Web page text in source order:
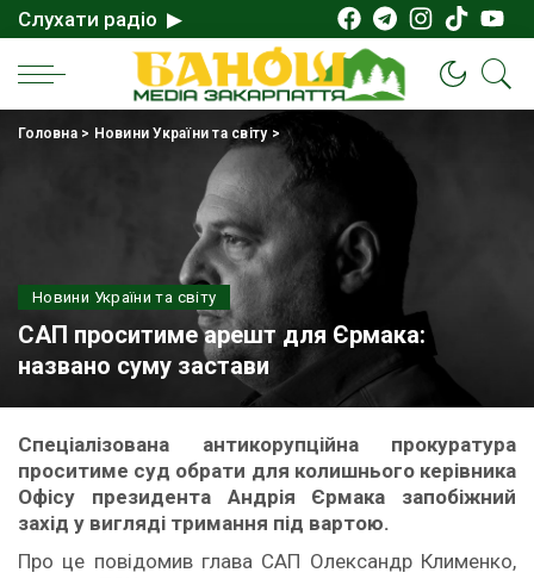
Слухати радіо ▶
Головна> Новини України та світу>
Новини України та світу
САП проситиме арешт для Єрмака:
названо суму застави
Спеціалізована антикорупційна прокуратура
проситиме суд обрати для колишнього керівника
Офісу президента Андрія Єрмака запобіжний
захід у вигляді тримання під вартою.
Про це повідомив глава САП Олександр Клименко,